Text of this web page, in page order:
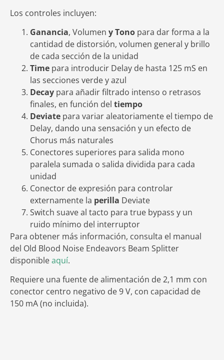
Los controles incluyen:
Ganancia, Volumen y Tono para dar forma a la
cantidad de distorsión, volumen general y brillo
de cada sección de la unidad
Time para introducir Delay de hasta 125 mS en
las secciones verde y azul
Decay para añadir filtrado intenso o retrasos
finales, en función del tiempo
Deviate para variar aleatoriamente el tiempo de
Delay, dando una sensación y un efecto de
Chorus más naturales
Conectores superiores para salida mono
paralela sumada o salida dividida para cada
unidad
Conector de expresión para controlar
externamente la perilla Deviate
Switch suave al tacto para true bypass y un
ruido mínimo del interruptor
Para obtener más información, consulta el manual
del Old Blood Noise Endeavors Beam Splitter
disponibleaquí.
Requiere una fuente de alimentación de 2,1 mm con
conector centro negativo de 9 V, con capacidad de
150 mA (no incluida).